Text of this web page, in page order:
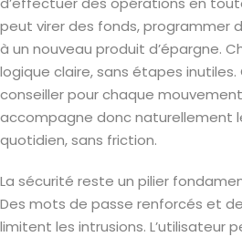
peut virer des fonds, programmer
à un nouveau produit d’épargne.
logique claire, sans étapes inutiles.
conseiller pour chaque
accompagne donc naturellement
quotidien, sans friction.
La sécurité reste un pilier
Des mots de passe renforcés et
limitent les intrusions. L’utilisateur